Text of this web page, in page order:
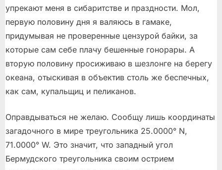
упрекают меня в сибаритстве и праздности. Мол,
первую половину дня я валяюсь в гамаке,
придумывая не проверенные цензурой байки, за
которые сам себе плачу бешенные гонорары. А
вторую половину просиживаю в шезлонге на берегу
океана, отыскивая в объектив столь же беспечных,
как сам, купальщиц и пеликанов.
Оправдываться не желаю. Сообщу лишь координаты
загадочного в мире треугольника 25.0000° N,
71.0000° W. Это значит, что западный угол
Бермудского треугольника своим острием